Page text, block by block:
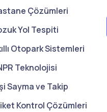
Çözümleri
Yol Tespiti
Otopark Sistemleri
Teknolojisi
Sayma ve Takip
Kontrol Çözümleri